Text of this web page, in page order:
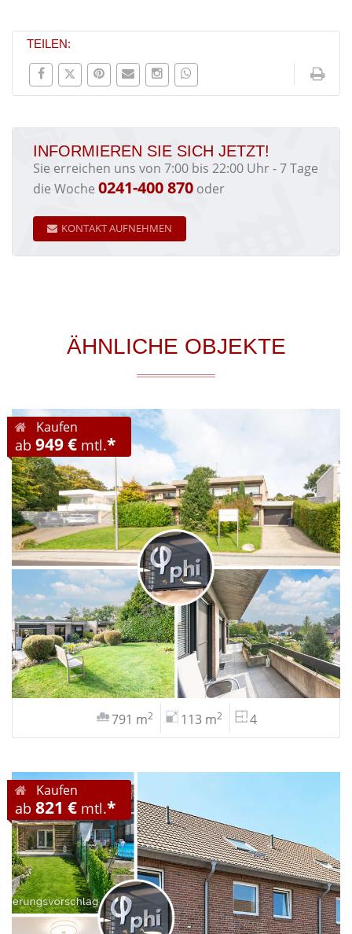
TEILEN:
INFORMIEREN SIE SICH JETZT!
Sie erreichen uns von 7:00 bis 22:00 Uhr - 7 Tage
die Woche 0241-400 870 oder
KONTAKT AUFNEHMEN
ÄHNLICHE OBJEKTE
Kaufen
ab 949 € mtl.*
791 m2 113 m2 4
Kaufen
ab 821 € mtl.*